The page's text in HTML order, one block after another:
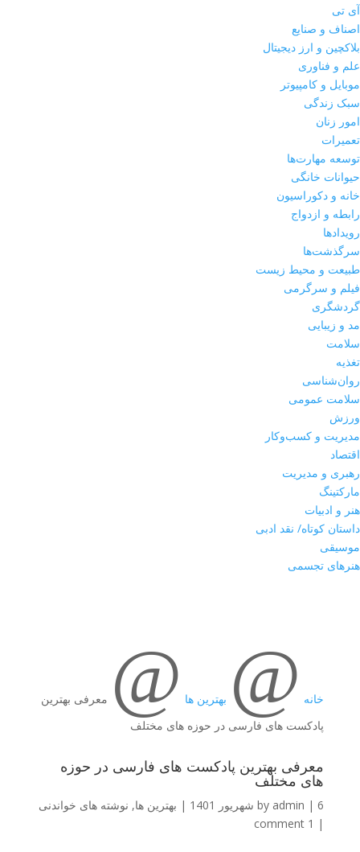
آی تی
اصناف و صنایع
بلاکچین و ارز دیجیتال
علم و فناوری
موبایل و کامپیوتر
سبک زندگی
امور زنان
تعمیرات
توسعه مهارت‌ها
حیوانات خانگی
خانه و دکوراسیون
رابطه و ازدواج
رویدادها
سرگذشت‌ها
طبیعت و محیط زیست
فیلم و سرگرمی
گردشگری
مد و زیبایی
سلامت
تغذیه
روان‌شناسی
سلامت عمومی
ورزش
مدیریت و کسب‌وکار
اقتصاد
رهبری و مدیریت
مارکتینگ
هنر و ادبیات
داستان کوتاه/ نقد ادبی
موسیقی
هنرهای تجسمی
خانه @ بهترین ها @ معرفی بهترین
پادکست های فارسی در حوزه های مختلف
معرفی بهترین پادکست های فارسی در حوزه
های مختلف
by admin |6 شهریور 1401 | بهترین ها, نوشته های خواندنی
|
1 comment